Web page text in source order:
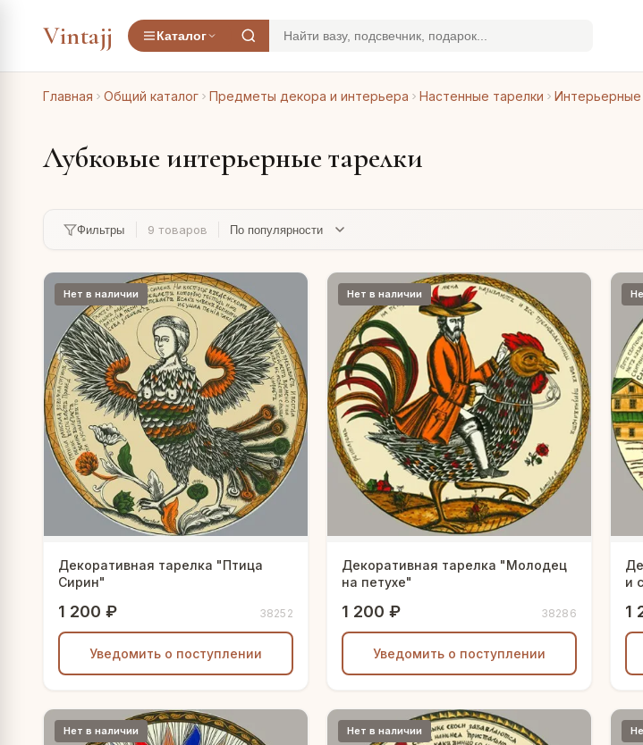
Vintajj Каталог
Главная Общий каталог Предметы декора и интерьера Настенные тарелки Интерьерные
Лубковые интерьерные тарелки
Фильтры 9 товаров
Нет в наличии
Декоративная тарелка "Птица
Сирин"
1 200 ₽ 38252
Уведомить о поступлении
Нет в наличии
Декоративная тарелка "Молодец
на петухе"
1 200 ₽ 38286
Уведомить о поступлении
и
1
Нет в наличии Нет в наличии